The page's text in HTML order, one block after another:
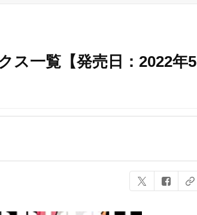
ス一覧【発売日：2022年5